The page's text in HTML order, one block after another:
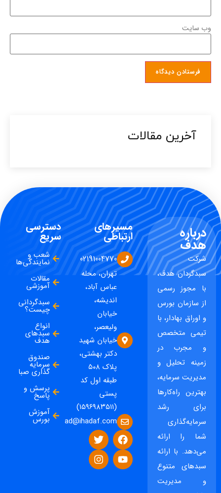
وب‌ سایت
آخرین مقالات​
درباره
هدف
شرکت
سبدگردان هدف،
با مجوز رسمی
از سازمان بورس
و اوراق بهادار، با
تیمی متخصص
و مجرب در
زمینه تحلیل و
مدیریت سرمایه،
بهترین راه‌کارها
برای رشد
سرمایه‌گذاری
شما را ارائه
می‌دهد. با ارائه
سبدهای متنوع
و مدیریت
مسیرهای
ارتباطی
02191004770
تهران، محله
عباس آباد،
اندیشه،
خیابان
ولیعصر،
خیابان شهید
دکتر بهشتی،
پلاک ۵۰۸
طبقه اول کد
پستی
(۱۵۹۶۹۸۳۵۱۱)
ad@ihadaf.com
دسترسی
سریع
شعب و
نمایندگی‌ها
مقالات
آموزشی
سبدگردانی
چیست؟
انواع
سبدهای
هدف
صندوق
سرمایه
گذاری صبا
پرسش و
پاسخ
آموزش
بورس